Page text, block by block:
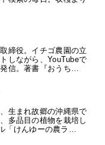
締役。イチゴ農園の立
しながら、YouTubeで
信。著書『おうち…
生まれ故郷の沖縄県で
多品目の植物を栽培し
「けんゆーの農ラ…